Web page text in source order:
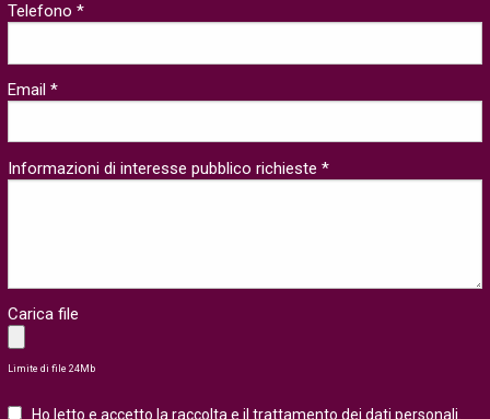
Telefono *
Email *
Informazioni di interesse pubblico richieste *
Carica file
Limite di file 24Mb
Ho letto e accetto la raccolta e il trattamento deidati personali.